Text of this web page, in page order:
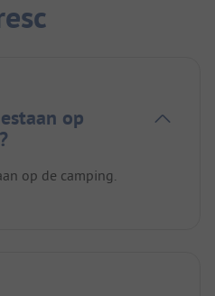
op
op de camping.